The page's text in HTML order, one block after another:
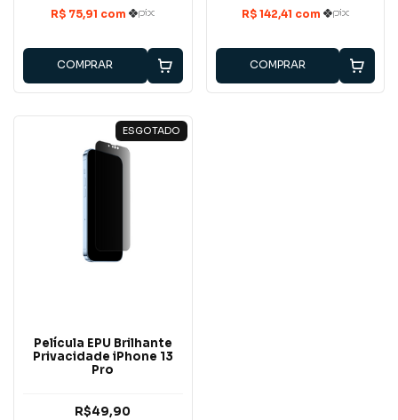
COMPRAR COMPRAR
ESGOTADO
Película EPU Brilhante
Privacidade iPhone 13
Pro
R$49,90